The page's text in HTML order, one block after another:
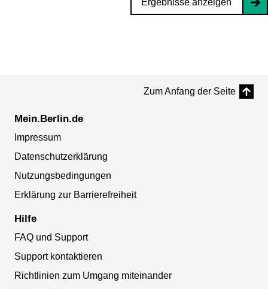
Ergebnisse anzeigen
Zum Anfang der Seite
Mein.Berlin.de
Impressum
Datenschutzerklärung
Nutzungsbedingungen
Erklärung zur Barrierefreiheit
Hilfe
FAQ und Support
Support kontaktieren
Richtlinien zum Umgang miteinander